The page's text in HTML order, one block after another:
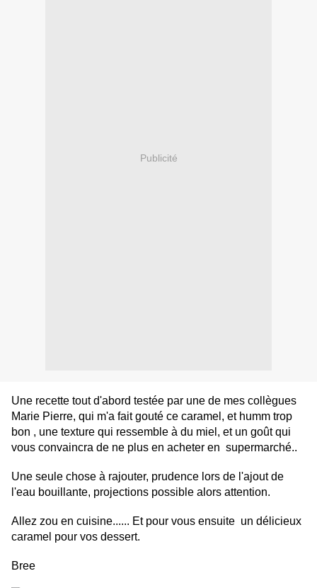
Publicité
Une recette tout d'abord testée par une de mes collègues
Marie Pierre, qui m'a fait gouté ce caramel, et humm trop
bon , une texture qui ressemble à du miel, et un goût qui
vous convaincra de ne plus en acheter en supermarché..
Une seule chose à rajouter, prudence lors de l'ajout de
l'eau bouillante, projections possible alors attention.
Allez zou en cuisine...... Et pour vous ensuite un délicieux
caramel pour vos dessert.
Bree